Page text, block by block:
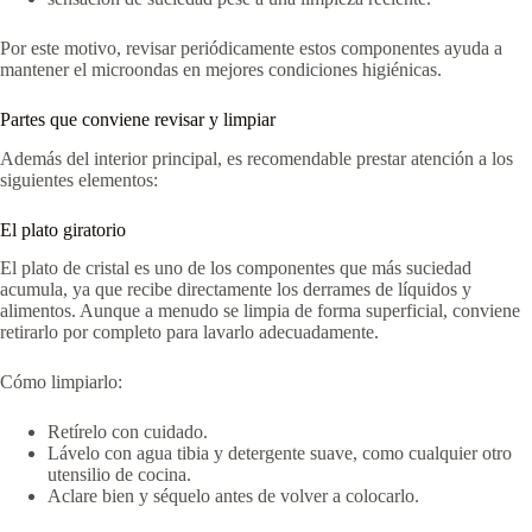
Por este motivo, revisar periódicamente estos componentes ayuda a
mantener el microondas en mejores condiciones higiénicas.
Partes que conviene revisar y limpiar
Además del interior principal, es recomendable prestar atención a los
siguientes elementos:
El plato giratorio
El plato de cristal es uno de los componentes que más suciedad
acumula, ya que recibe directamente los derrames de líquidos y
alimentos. Aunque a menudo se limpia de forma superficial, conviene
retirarlo por completo para lavarlo adecuadamente.
Cómo limpiarlo:
Retírelo con cuidado.
Lávelo con agua tibia y detergente suave, como cualquier otro
utensilio de cocina.
Aclare bien y séquelo antes de volver a colocarlo.